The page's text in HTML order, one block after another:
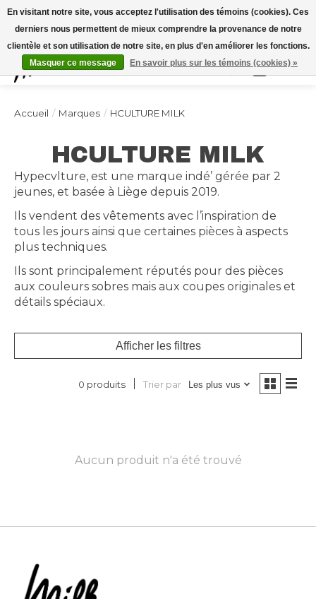
Expédition sous 48h / Livraison gratuite dès 150€ d'achats / -10% avec le code
"4MILKZOO"
Liste de
Panier
Accueil / Marques / HCULTURE MILK
HCULTURE MILK
Hypecvlture, est une marque indé’ gérée par 2
jeunes, et basée à Liège depuis 2019.
Ils vendent des vêtements avec l’inspiration de
tous les jours ainsi que certaines pièces à aspects
plus techniques.
Ils sont principalement réputés pour des pièces
aux couleurs sobres mais aux coupes originales et
détails spéciaux.
Afficher les filtres
0 produits Trier par Les plus vus
Aucun produit n'a été trouvé
En visitant notre site, vous acceptez l'utilisation des témoins (cookies). Ces
derniers nous permettent de mieux comprendre la provenance de notre
clientèle et son utilisation de notre site, en plus d'en améliorer les fonctions.
Masquer ce message
En savoir plus sur les témoins (cookies) »